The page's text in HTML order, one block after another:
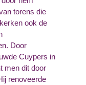
torens die
ook de
Door
Cuypers in
men dit door
renoveerde